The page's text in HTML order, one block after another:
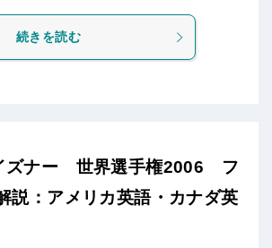
続きを読む
ズナー 世界選手権2006 フ
説：アメリカ英語・カナダ英